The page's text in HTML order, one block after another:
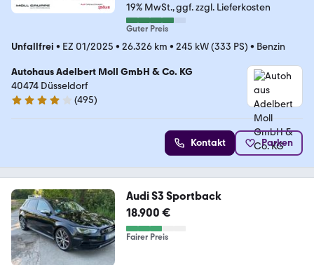
19% MwSt. ggf. zzgl. Lieferkosten
Guter Preis
Unfallfrei • EZ 01/2025 • 26.326 km • 245 kW (333 PS) • Benzin
Autohaus Adelbert Moll GmbH & Co. KG
40474 Düsseldorf
4.1 Sterne
(495)
Kontakt Parken
Audi S3 Sportback
18.900 €
Fairer Preis